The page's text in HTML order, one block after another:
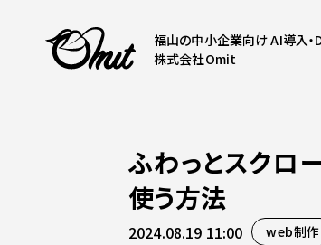
福山の中小企業向け AI導入・
株式会社Omit
ふわっとスクロ
使う方法
2024.08.19 11:00 web制作